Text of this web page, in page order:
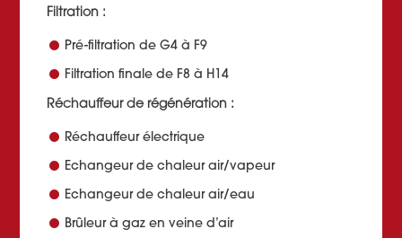
Filtration :
Pré-filtration de G4 à F9
Filtration finale de F8 à H14
Réchauffeur de régénération :
Réchauffeur électrique
Echangeur de chaleur air/vapeur
Echangeur de chaleur air/eau
Brûleur à gaz en veine d’air